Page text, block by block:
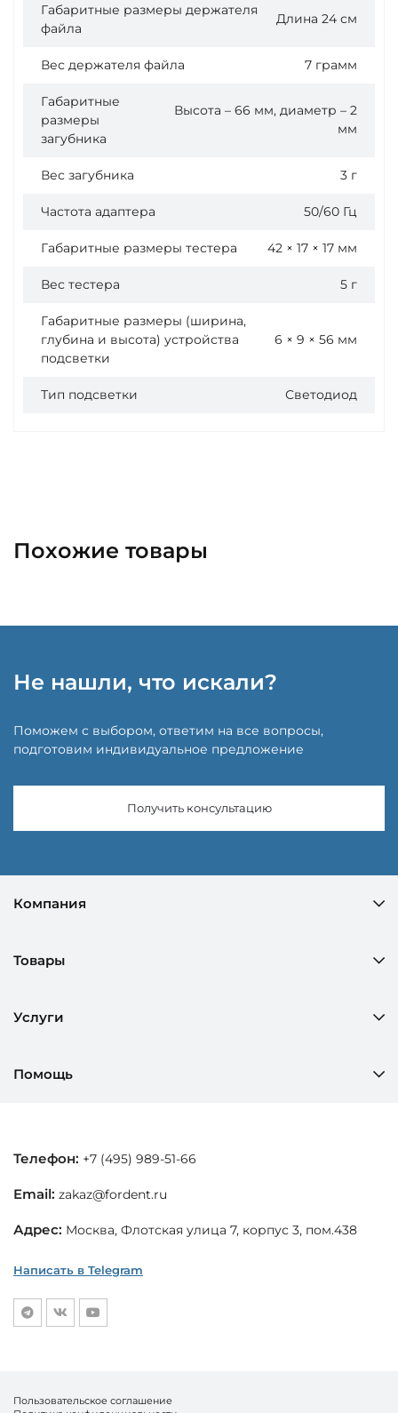
Габаритные размеры держателя
файла
Длина 24 см
Вес держателя файла 7 грамм
Габаритные
размеры
загубника
Высота – 66 мм, диаметр – 2
мм
Вес загубника 3 г
Частота адаптера 50/60 Гц
Габаритные размеры тестера 42 × 17 × 17 мм
Вес тестера 5 г
Габаритные размеры (ширина,
глубина и высота) устройства
подсветки
6 × 9 × 56 мм
Тип подсветки Светодиод
Похожие товары
Не нашли, что искали?
Поможем с выбором, ответим на все вопросы,
подготовим индивидуальное предложение
Получить консультацию
Компания
Товары
Услуги
Помощь
Телефон: +7 (495) 989-51-66
Email: zakaz@fordent.ru
Адрес: Москва, Флотская улица 7, корпус 3, пом.438
Написать в Telegram
Пользовательское соглашение